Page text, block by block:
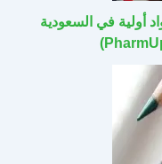
أولية في السعودية